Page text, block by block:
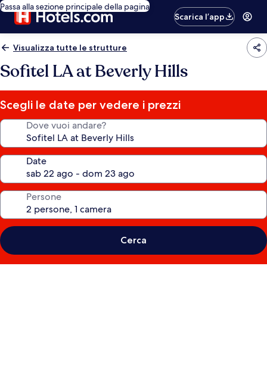
Passa alla sezione principale della pagina
Scarica l’app
Visualizza tutte le strutture
Sofitel LA at Beverly Hills
Scegli le date per vedere i prezzi
Dove vuoi andare?
Date
Persone
Cerca